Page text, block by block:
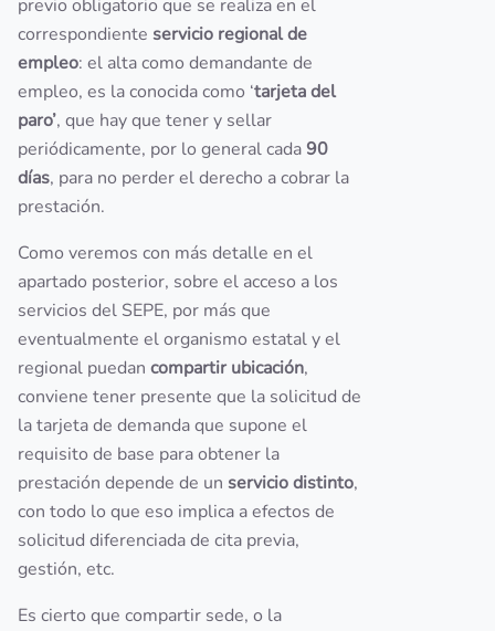
previo obligatorio que se realiza en el
correspondiente servicio regional de
empleo: el alta como demandante de
empleo, es la conocida como ‘tarjeta del
paro’, que hay que tener y sellar
periódicamente, por lo general cada 90
días, para no perder el derecho a cobrar la
prestación.
Como veremos con más detalle en el
apartado posterior, sobre el acceso a los
servicios del SEPE, por más que
eventualmente el organismo estatal y el
regional puedan compartir ubicación,
conviene tener presente que la solicitud de
la tarjeta de demanda que supone el
requisito de base para obtener la
prestación depende de un servicio distinto,
con todo lo que eso implica a efectos de
solicitud diferenciada de cita previa,
gestión, etc.
Es cierto que compartir sede, o la